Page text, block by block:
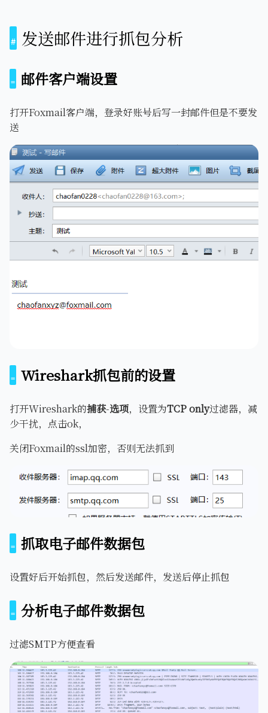
发送邮件进行抓包分析
邮件客户端设置
打开Foxmail客户端，登录好账号后写一封邮件但是不要发
送
Wireshark抓包前的设置
打开Wireshark的捕获-选项，设置为TCP only过滤器，减
少干扰，点击ok，
关闭Foxmail的ssl加密，否则无法抓到
抓取电子邮件数据包
设置好后开始抓包，然后发送邮件，发送后停止抓包
分析电子邮件数据包
过滤SMTP方便查看